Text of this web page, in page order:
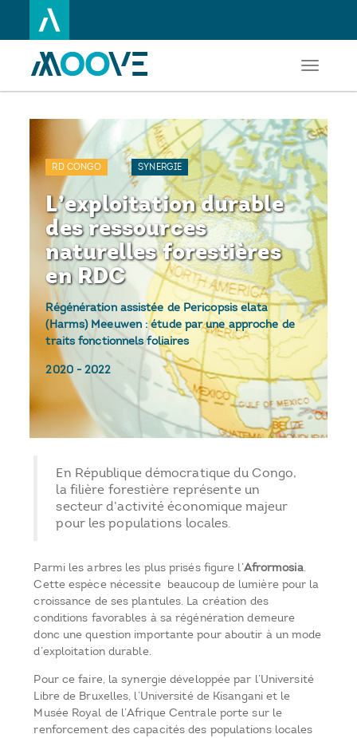
au
principal
Toggle
RD CONGO SYNERGIE
L’exploitation durable
des ressources
naturelles forestières
en RDC
Régénération assistée de Pericopsis elata
(Harms) Meeuwen : étude par une approche de
traits fonctionnels foliaires
2020-2022
En République démocratique du Congo,
la filière forestière représente un
secteur d’activité économique majeur
pour les populations locales.
Parmi les arbres les plus prisés figure l’Afrormosia.
Cette espèce nécessite beaucoup de lumière pour la
croissance de ses plantules. La création des
conditions favorables à sa régénération demeure
donc une question importante pour aboutir à un mode
d’exploitation durable.
Pour ce faire, la synergie développée par l’Université
Libre de Bruxelles, l’Université de Kisangani et le
Musée Royal de l’Afrique Centrale porte sur le
renforcement des capacités des populations locales